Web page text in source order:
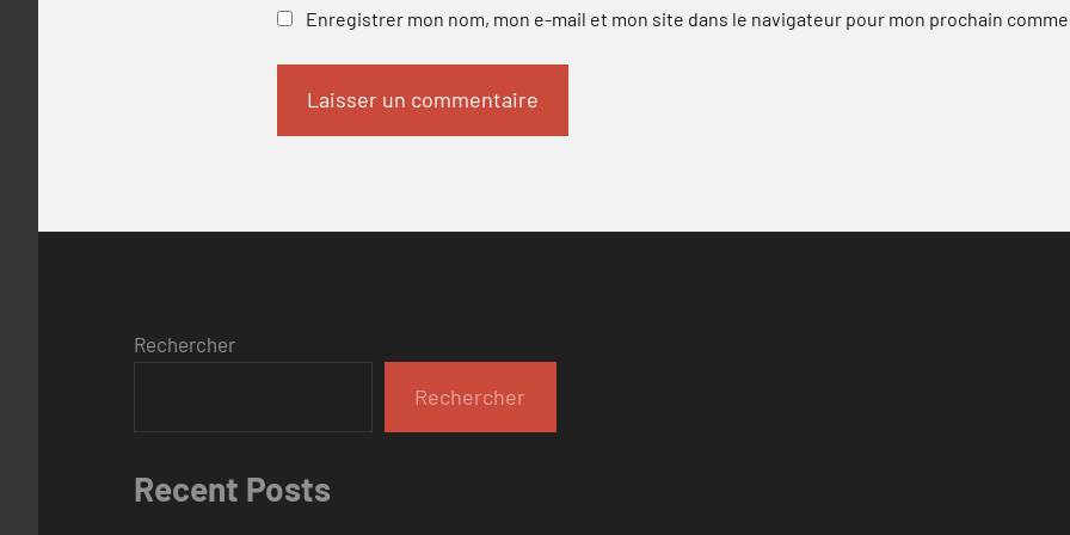
Enregistrer mon nom, mon e-mail et mon site dans le navigateur pour mon prochain
Rechercher
Rechercher
Recent Posts